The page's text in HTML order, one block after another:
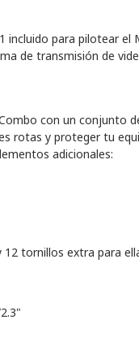
para pilotear el
de transmisión de
con un conjunto
rotas y proteger tu
adicionales:
12 tornillos extra para